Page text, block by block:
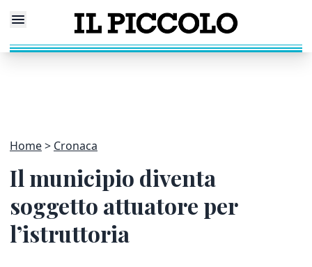
Home Cronaca
Il municipio diventa
soggetto attuatore per
l’istruttoria